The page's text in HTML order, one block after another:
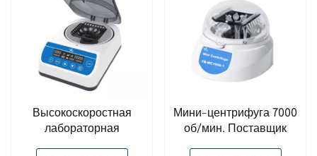
Высокоскоростная
лабораторная
Мини-центрифуга 7000
об/мин. Поставщик